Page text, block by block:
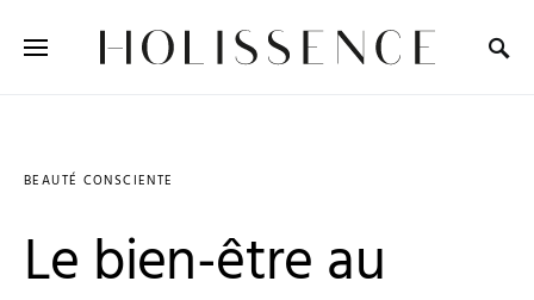
BEAUTÉ CONSCIENTE
Le bien-être au